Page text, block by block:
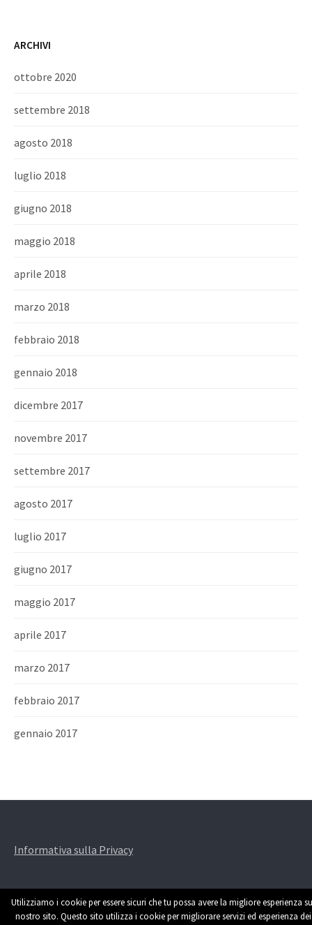
ARCHIVI
ottobre 2020
settembre 2018
agosto 2018
luglio 2018
giugno 2018
maggio 2018
aprile 2018
marzo 2018
febbraio 2018
gennaio 2018
dicembre 2017
novembre 2017
settembre 2017
agosto 2017
luglio 2017
giugno 2017
maggio 2017
aprile 2017
marzo 2017
febbraio 2017
gennaio 2017
Informativa sulla Privacy
Utilizziamo i cookie per essere sicuri che tu possa avere la migliore esperienza
nostro sito. Questo sito utilizza i cookie per migliorare servizi ed esperienza dei